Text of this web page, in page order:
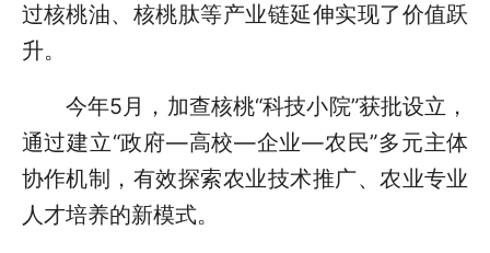
过核桃油、核桃肽等产业链延伸实现了价值跃
升。
今年5月，加查核桃“科技小院”获批设立，
通过建立“政府—高校—企业—农民”多元主体
协作机制，有效探索农业技术推广、农业专业
人才培养的新模式。